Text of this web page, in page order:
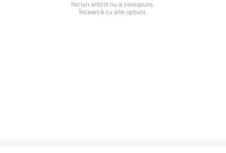
Niciun articol nu a corespuns.
Încearcă cu alte opțiuni.